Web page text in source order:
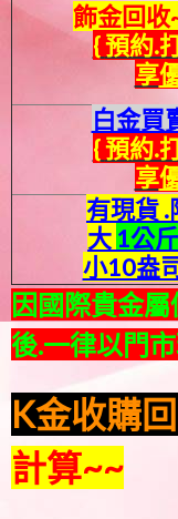
飾金回收
{預約.
享
白金買
{預約.
享
有現貨
大 1公
小10盎
因國際貴金
後.一律以門
K金收購
計算~~